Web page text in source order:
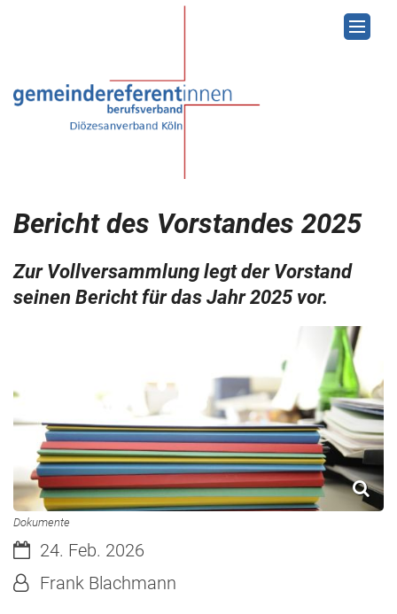
Bericht des Vorstandes 2025
Zur Vollversammlung legt der Vorstand
seinen Bericht für das Jahr 2025 vor.
Dokumente
Datum:24. Feb. 2026
Von:Frank Blachmann